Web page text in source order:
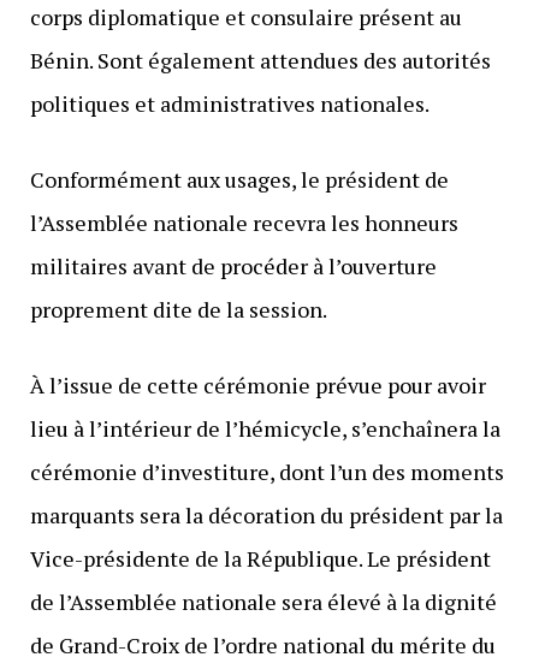
corps diplomatique et consulaire présent au
Bénin. Sont également attendues des autorités
politiques et administratives nationales.
Conformément aux usages, le président de
l’Assemblée nationale recevra les honneurs
militaires avant de procéder à l’ouverture
proprement dite de la session.
À l’issue de cette cérémonie prévue pour avoir
lieu à l’intérieur de l’hémicycle, s’enchaînera la
cérémonie d’investiture, dont l’un des moments
marquants sera la décoration du président par la
Vice-présidente de la République. Le président
de l’Assemblée nationale sera élevé à la dignité
de Grand-Croix de l’ordre national du mérite du